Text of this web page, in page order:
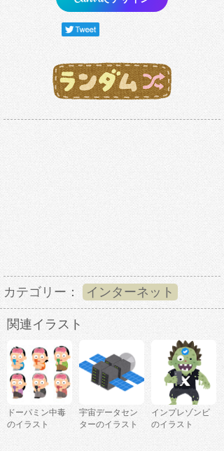
カテゴリー： インターネット
関連イラスト
ドーパミン中毒
のイラスト
宇宙データセン
ターのイラスト
インプレゾンビ
のイラスト